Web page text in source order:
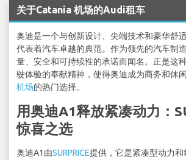
关于Catania 机场的Audi租车
奥迪是一个与创新设计、尖端技术和豪华舒
代表着汽车卓越的典范。作为领先的汽车制
量、安全和可持续性的承诺而闻名。正是这
驶体验的奉献精神，使得奥迪成为商务和休
机场的热门选择。
用奥迪A1释放紧凑动力：
惊喜之选
奥迪A1由SURPRICE提供，它是紧凑型动力